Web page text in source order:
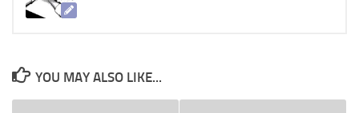
YOU MAY ALSO LIKE...